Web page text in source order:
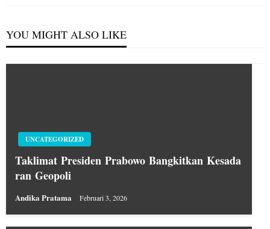
YOU MIGHT ALSO LIKE
UNCATEGORIZED
Taklimat Presiden Prabowo Bangkitkan Kesada
ran Geopoli
Andika Pratama Februari 3, 2026